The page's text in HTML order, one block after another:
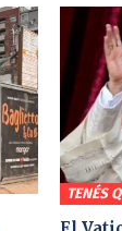
TENÉS